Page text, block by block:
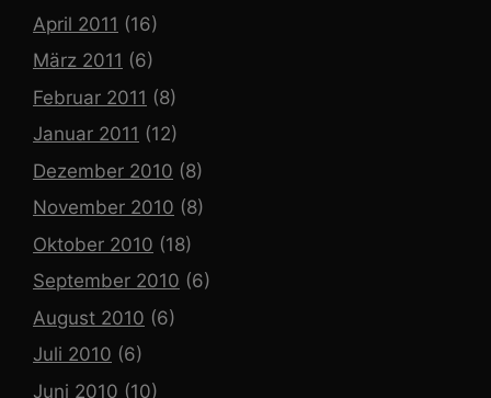
April 2011 (16)
März 2011 (6)
Februar 2011 (8)
Januar 2011 (12)
Dezember 2010 (8)
November 2010 (8)
Oktober 2010 (18)
September 2010 (6)
August 2010 (6)
Juli 2010 (6)
Juni 2010 (10)